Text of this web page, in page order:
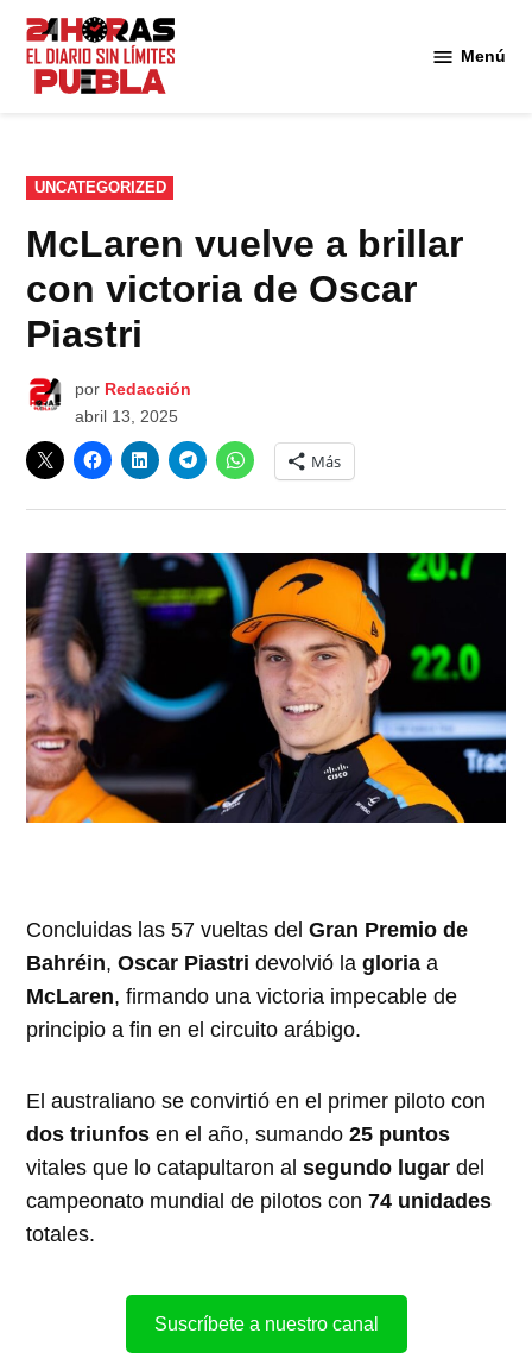
Saltar
contenido
Menú
PUBLICADO
EN
UNCATEGORIZED
McLaren vuelve a brillar
con victoria de Oscar
Piastri
por Redacción
abril 13, 2025
Más
Concluidas las 57 vueltas delGran Premio de
Bahréin,Oscar Piastri devolvió lagloria a
McLaren, firmando una victoria impecable de
principio a fin en el circuito arábigo.
El australiano se convirtió en el primer piloto con
dos triunfos en el año, sumando25 puntos
vitales que lo catapultaron alsegundo lugar del
campeonato mundial de pilotos con74 unidades
totales.
Suscríbete a nuestro canal